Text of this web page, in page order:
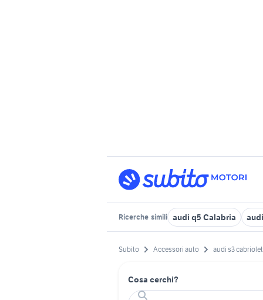
Ricerche simili audi q5 Calabria
Subito Accessori auto audi s3 cabriolet
Cosa cerchi?